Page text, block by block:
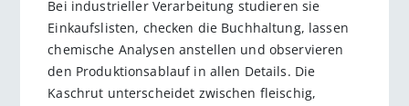
Bei industrieller Verarbeitung studieren sie
Einkaufslisten, checken die Buchhaltung, lassen
chemische Analysen anstellen und observieren
den Produktionsablauf in allen Details. Die
Kaschrut unterscheidet zwischen fleischig,